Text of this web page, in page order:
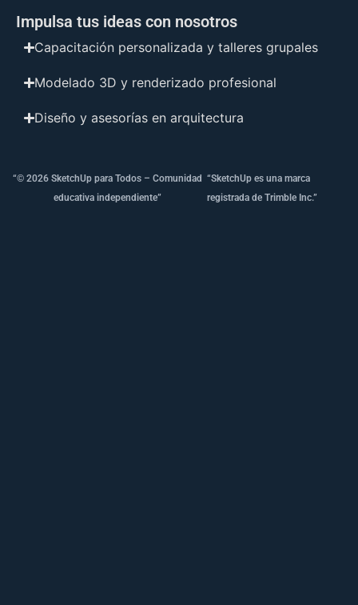
Impulsa tus ideas con nosotros
Capacitación personalizada y talleres grupales
Modelado 3D y renderizado profesional
Diseño y asesorías en arquitectura
“© 2026 SketchUp para Todos – Comunidad
educativa independiente”
“SketchUp es una marca
registrada de Trimble Inc.”